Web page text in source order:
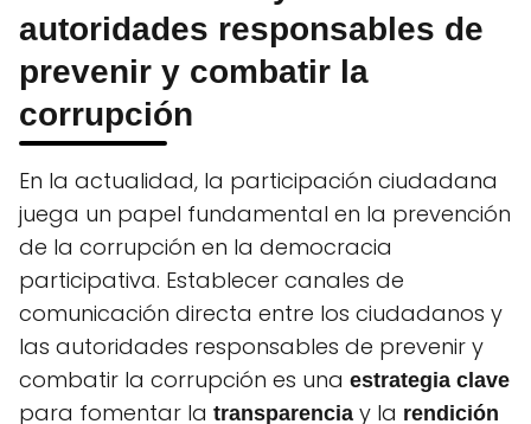
autoridades responsables de
prevenir y combatir la
corrupción
En la actualidad, la participación ciudadana
juega un papel fundamental en la prevención
de la corrupción en la democracia
participativa. Establecer canales de
comunicación directa entre los ciudadanos y
las autoridades responsables de prevenir y
combatir la corrupción es una estrategia clave
para fomentar la transparencia y la rendición